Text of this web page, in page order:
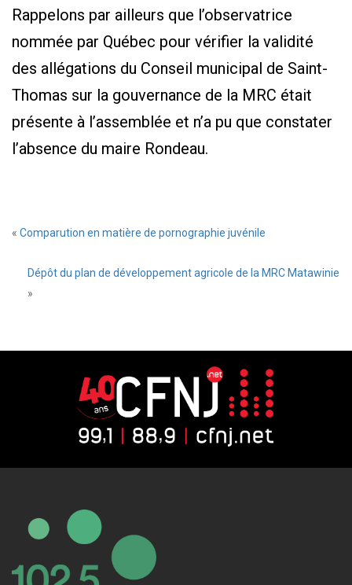
Rappelons par ailleurs que l’observatrice
nommée par Québec pour vérifier la validité
des allégations du Conseil municipal de Saint-
Thomas sur la gouvernance de la MRC était
présente à l’assemblée et n’a pu que constater
l’absence du maire Rondeau.
« Comparution en matière de pornographie juvénile
Dépôt du plan de développement agricole de la MRC Matawinie
»